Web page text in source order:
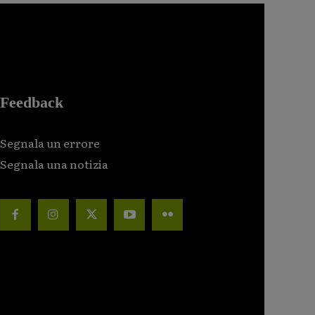
Feedback
Segnala un errore
Segnala una notizia